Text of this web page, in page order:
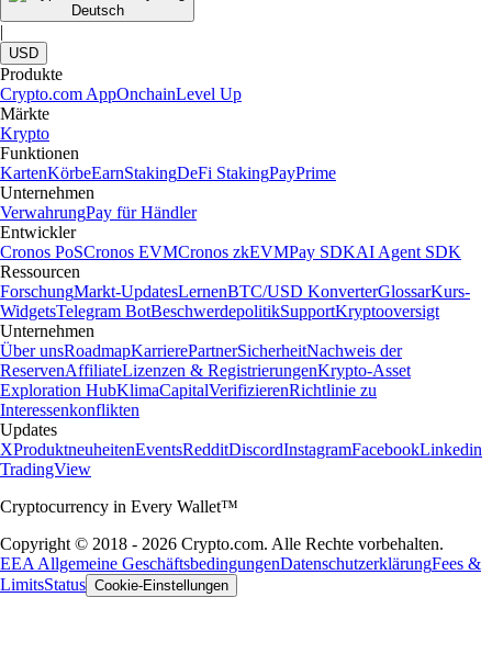
Deutsch
|
USD
Produkte
Crypto.com AppOnchainLevel Up
Märkte
Krypto
Funktionen
KartenKörbeEarnStakingDeFi StakingPayPrime
Unternehmen
VerwahrungPay für Händler
Entwickler
Cronos PoSCronos EVMCronos zkEVMPay SDKAI Agent SDK
Ressourcen
ForschungMarkt-UpdatesLernenBTC/USD KonverterGlossarKurs-
WidgetsTelegram BotBeschwerdepolitikSupportKryptooversigt
Unternehmen
Über unsRoadmapKarrierePartnerSicherheitNachweis der
ReservenAffiliateLizenzen & RegistrierungenKrypto-Asset
Exploration HubKlimaCapitalVerifizierenRichtlinie zu
Interessenkonflikten
Updates
XProduktneuheitenEventsRedditDiscordInstagramFacebookLinkedin
TradingView
Cryptocurrency in Every Wallet™
Copyright © 2018 - 2026 Crypto.com. Alle Rechte vorbehalten.
EEA Allgemeine GeschäftsbedingungenDatenschutzerklärungFees &
LimitsStatus Cookie-Einstellungen